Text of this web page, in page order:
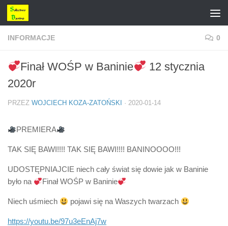
Przejdź do treści
INFORMACJE 0
Finał WOŚP w Baninie
12 stycznia
2020r
PRZEZ WOJCIECH KOZA-ZATOŃSKI · 2020-01-14
PREMIERA
TAK SIĘ BAWI!!!! TAK SIĘ BAWI!!!! BANINOOOO!!!
UDOSTĘPNIAJCIE niech cały świat się dowie jak w Baninie
było na
Finał WOŚP w Baninie
Niech uśmiech pojawi się na Waszych twarzach
https://youtu.be/97u3eEnAj7w